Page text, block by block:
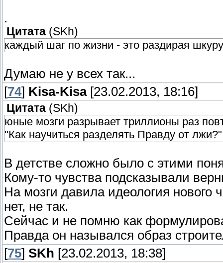
.
Цитата (SKh)
каждый шаг по жизни - это раздирая
Думаю не у всех так...
[74] Kisa-Kisa[23.02.2013, 18:16]
Цитата (SKh)
юные мозги разрывает триллионы раз
"Как научиться разделять Правду от лжи?"
В детстве сложно было с этими
Кому-то чувства подсказывали
На мозги давила идеология нового
нет, не так.
Сейчас и не помню как
Правда он назывался образ
[75] SKh [23.02.2013, 18:38]